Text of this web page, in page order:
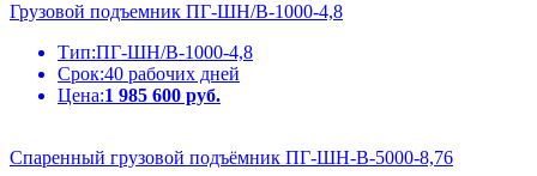
Грузовой подъемник ПГ-ШН/В-1000-4,8
Тип:ПГ-ШН/В-1000-4,8
Срок:40 рабочих дней
Цена:1 985 600 руб.
Спаренный грузовой подъёмник ПГ-ШН-В-5000-8,76